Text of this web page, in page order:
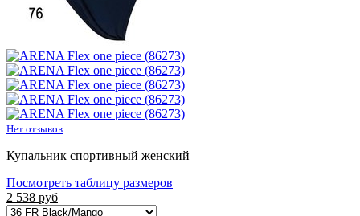
Нет отзывов
Купальник спортивный женский
Посмотреть таблицу размеров
2 538 руб